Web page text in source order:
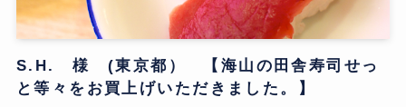
S.H. 様 (東京都） 【海山の田舎寿司せっ
と等々をお買上げいただきました。】